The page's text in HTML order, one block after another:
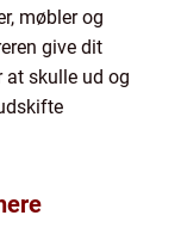
møbler og
give dit
at skulle ud og